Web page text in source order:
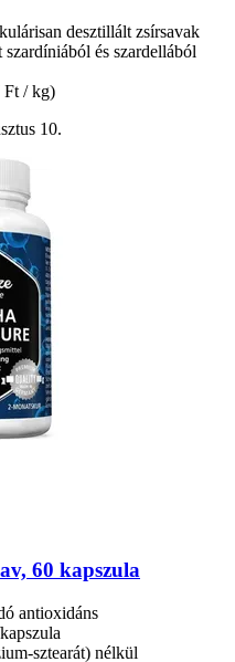
desztillált zsírsavak
és szardellából
Ft / kg)
10.
60 kapszula
antioxidáns
sztearát) nélkül